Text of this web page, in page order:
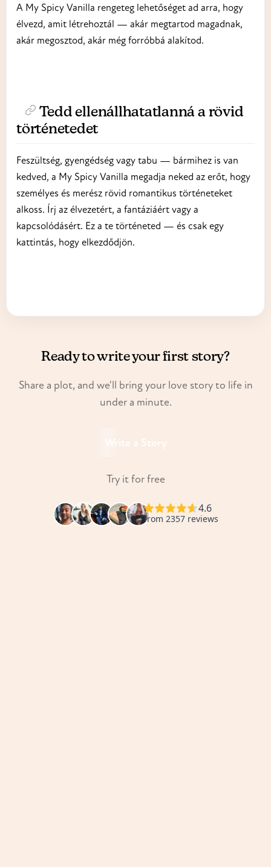
A My Spicy Vanilla rengeteg lehetőséget ad arra, hogy
élvezd, amit létrehoztál — akár megtartod magadnak,
akár megosztod, akár még forróbbá alakítod.
Tedd ellenállhatatlanná a rövid
történetedet
Feszültség, gyengédség vagy tabu — bármihez is van
kedved, a My Spicy Vanilla megadja neked az erőt, hogy
személyes és merész rövid romantikus történeteket
alkoss. Írj az élvezetért, a fantáziáért vagy a
kapcsolódásért. Ez a te történeted — és csak egy
kattintás, hogy elkezdődjön.
Ready to write your first story?
Share a plot, and we'll bring your love story to life in
under a minute.
Write a Story
Try it for free